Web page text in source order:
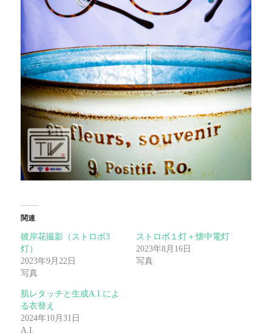
関連
彼岸花撮影（ストロボ3
灯）
2023年9月22日
写真
ストロボ１灯＋懐中電灯
2023年8月16日
写真
肌レタッチと生成A.I.によ
る衣替え
2024年10月31日
A.I.